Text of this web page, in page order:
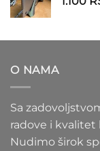
O NAMA
Sa
radove i kvalitet
Nudimo širok